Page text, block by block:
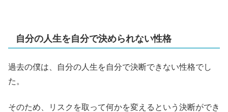
自分の人生を自分で決められない性格
過去の僕は、自分の人生を自分で決断できない性格でし
た。
そのため、リスクを取って何かを変えるという決断ができ